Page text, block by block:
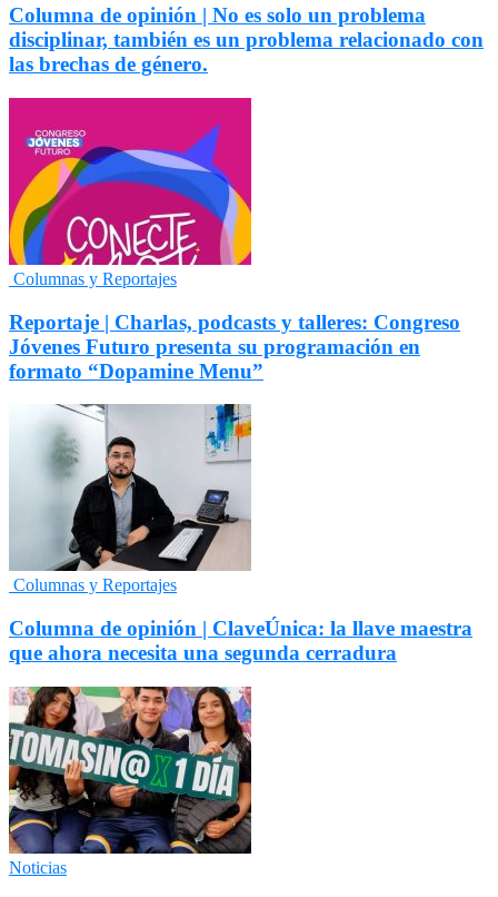
Columna de opinión | No es solo un problema
disciplinar, también es un problema relacionado con
las brechas de género.
Columnas y Reportajes
Reportaje | Charlas, podcasts y talleres: Congreso
Jóvenes Futuro presenta su programación en
formato “Dopamine Menu”
Columnas y Reportajes
Columna de opinión | ClaveÚnica: la llave maestra
que ahora necesita una segunda cerradura
Noticias